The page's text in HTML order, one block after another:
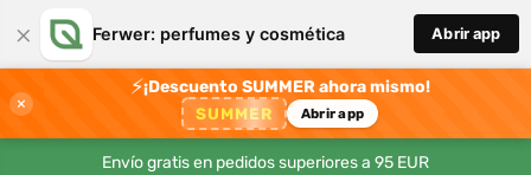
× Ferwer: perfumes y cosmética Abrir app
×
⚡¡Descuento SUMMER ahora mismo!
SUMMER Abrir app
Envío gratis en pedidos superiores a 95 EUR